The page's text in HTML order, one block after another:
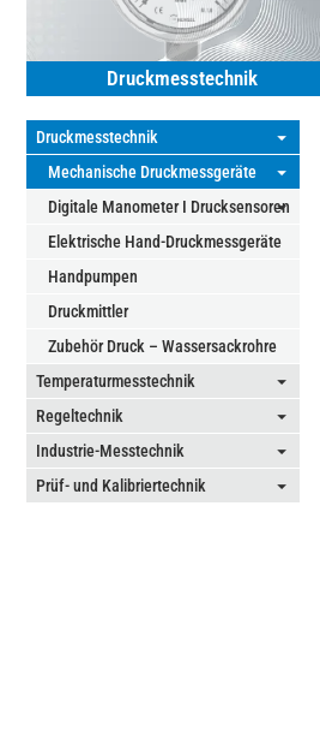
Druckmesstechnik
Druckmesstechnik
Mechanische Druckmessgeräte
⏷
Digitale Manometer I Drucksensoren
⏷
Elektrische Hand-Druckmessgeräte
Handpumpen
Druckmittler
Zubehör Druck – Wassersackrohre
⏷
Temperaturmesstechnik
⏷
Regeltechnik
⏷
Industrie-Messtechnik
⏷
Prüf- und Kalibriertechnik
⏷